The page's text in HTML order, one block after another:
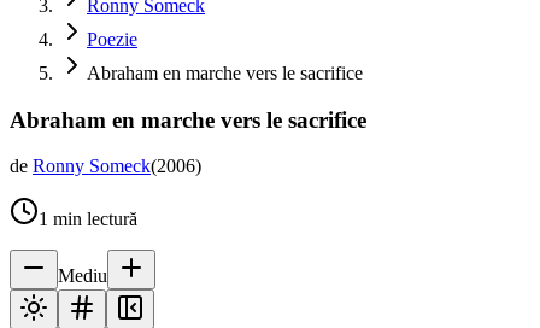
Ronny Someck
Poezie
Abraham en marche vers le sacrifice
Abraham en marche vers le sacrifice
de Ronny Someck(2006)
1 min lectură
Mediu